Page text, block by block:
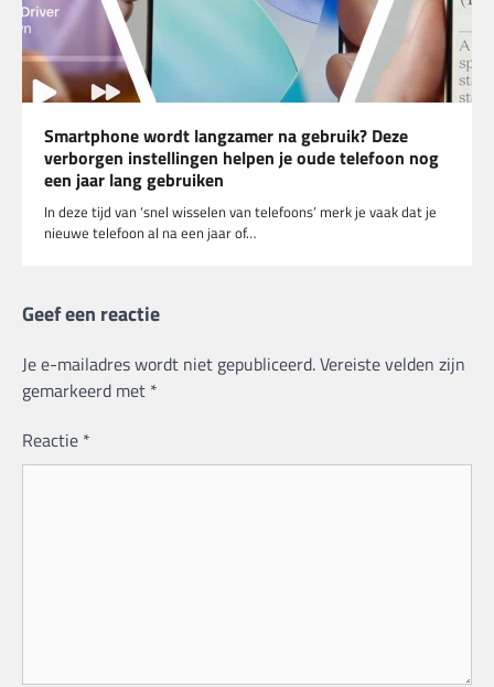
Smartphone wordt langzamer na gebruik? Deze
verborgen instellingen helpen je oude telefoon nog
een jaar lang gebruiken
In deze tijd van ‘snel wisselen van telefoons’ merk je vaak dat je
nieuwe telefoon al na een jaar of…
Geef een reactie
Je e-mailadres wordt niet gepubliceerd.Vereiste velden zijn
gemarkeerd met *
Reactie *